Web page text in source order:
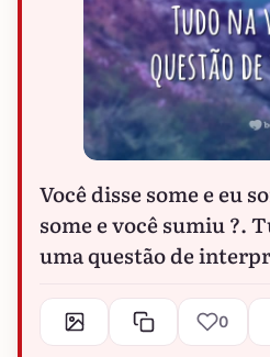
Você disse some e eu
some e você sumiu ?.
uma questão de
0